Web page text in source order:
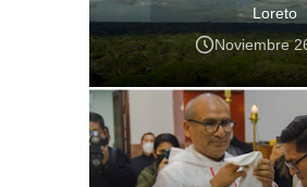
Loreto
Noviembre